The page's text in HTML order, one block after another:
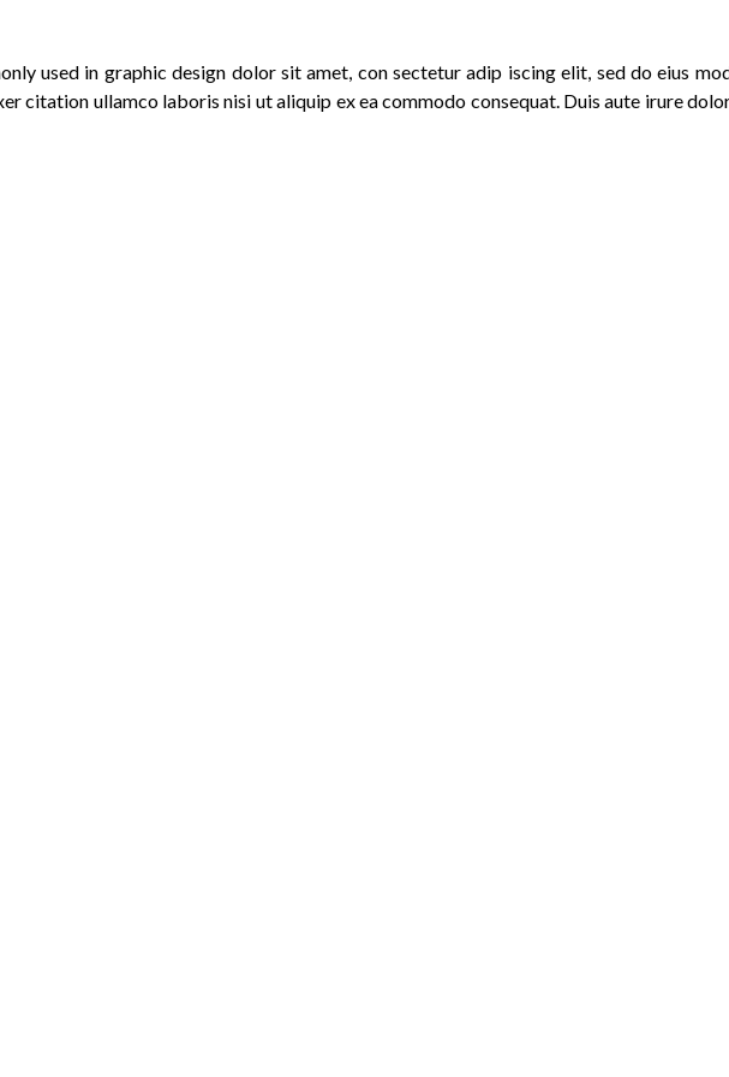
used in graphic design dolor sit amet, con sectetur adip iscing elit, sed do eius
citation ullamco laboris nisi ut aliquip ex ea commodo consequat. Duis aute irure